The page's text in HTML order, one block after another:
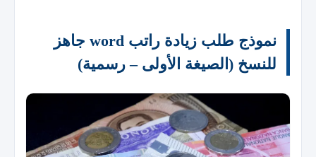
نموذج طلب زيادة راتب word جاهز
للنسخ (الصيغة الأولى – رسمية)